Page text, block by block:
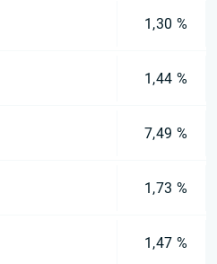
1,30 %
1,44 %
7,49 %
1,73 %
1,47 %